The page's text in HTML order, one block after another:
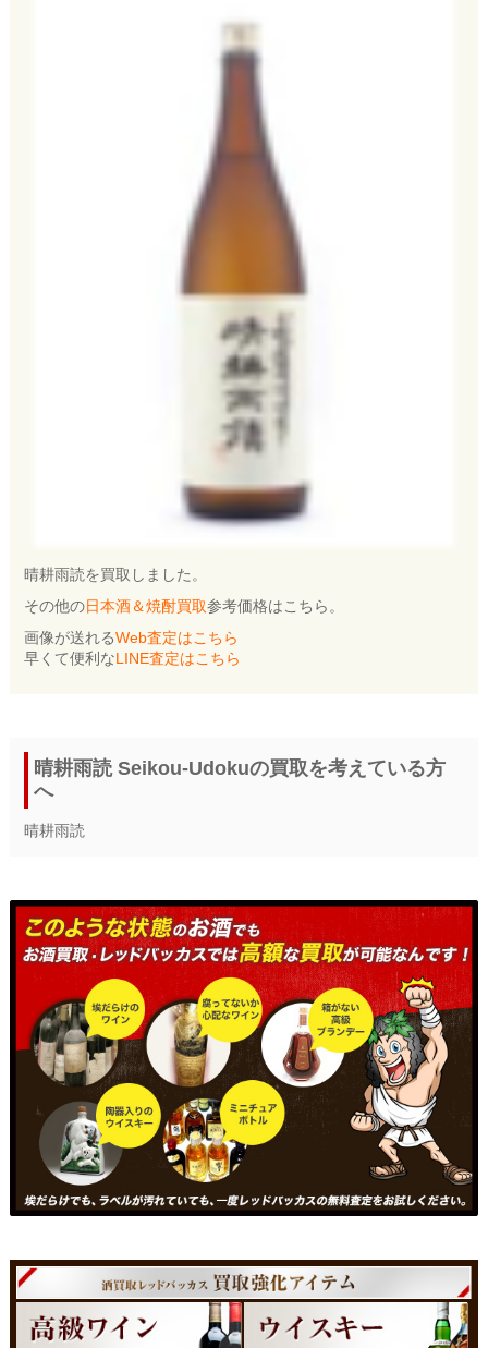
晴耕雨読を買取しました。
その他の日本酒＆焼酎買取参考価格はこちら。
画像が送れるWeb査定はこちら
早くて便利なLINE査定はこちら
晴耕雨読 Seikou-Udokuの買取を考えている方
へ
晴耕雨読